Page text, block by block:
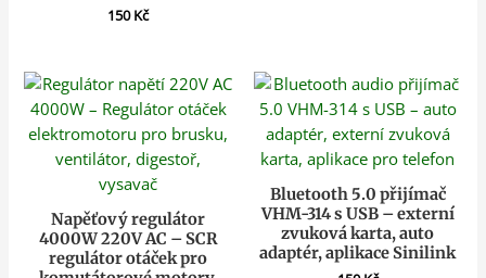
150Kč
Napěťový regulátor
4000W 220V AC – SCR
regulátor otáček pro
Bluetooth 5.0 přijímač
VHM-314 s USB – externí
zvuková karta, auto
adaptér, aplikace Sinilink